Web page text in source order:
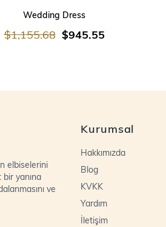
Wedding Dress
$945.55
$1,155.68
elbiselerini
yanına
ve
Kurumsal
Hakkımızda
Blog
KVKK
Yardım
İletişim